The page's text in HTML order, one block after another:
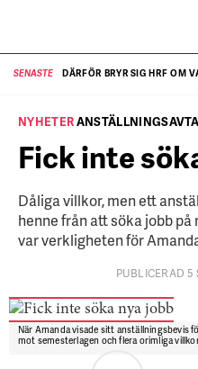
SENASTE DÄRFÖR BRYR SIG HRF OM
NYHETER
Fick inte
Dåliga villkor, men ett
henne från att söka jobb
var verkligheten för
PUBLICERAD 5
När Amanda visade sitt anställningsbevis
mot semesterlagen och flera orimliga